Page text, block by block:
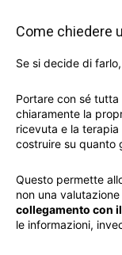
Come chiedere
Se si decide di
Portare con sé
chiaramente la
ricevuta e la
costruire su quanto
Questo permette
non una
collegamento con
le informazioni,